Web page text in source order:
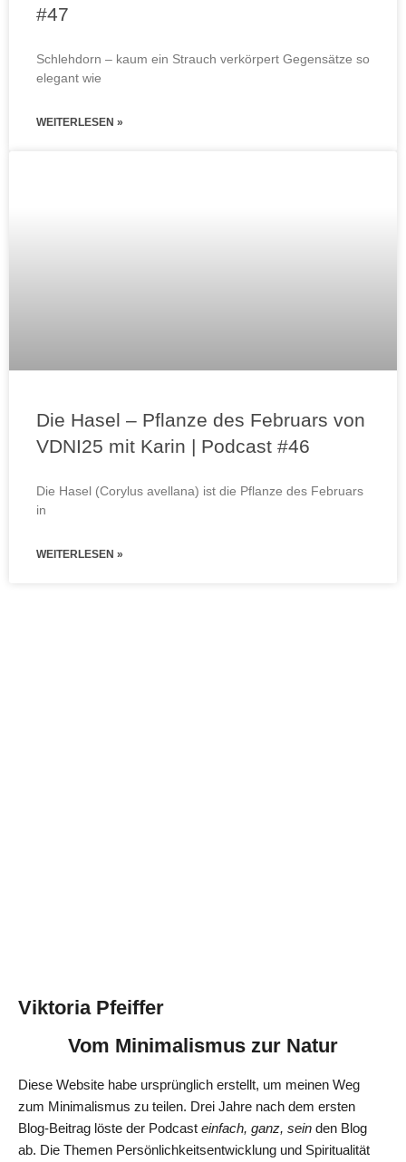
#47
Schlehdorn – kaum ein Strauch verkörpert Gegensätze so
elegant wie
WEITERLESEN »
Die Hasel – Pflanze des Februars von
VDNI25 mit Karin | Podcast #46
Die Hasel (Corylus avellana) ist die Pflanze des Februars
in
WEITERLESEN »
Viktoria Pfeiffer
Vom Minimalismus zur Natur
Diese Website habe ursprünglich erstellt, um meinen Weg
zum Minimalismus zu teilen. Drei Jahre nach dem ersten
Blog-Beitrag löste der Podcast einfach, ganz, sein den Blog
ab. Die Themen Persönlichkeitsentwicklung und Spiritualität